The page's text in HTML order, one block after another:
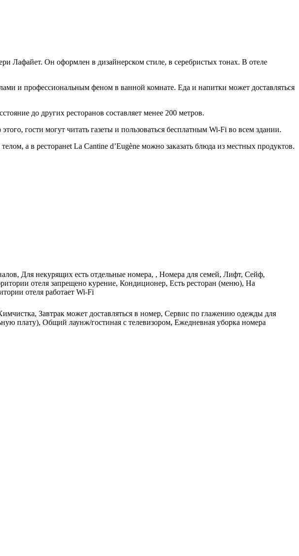
Лафайет. Он оформлен в дизайнерском стиле, в серебристых тонах. В отеле
и профессиональным феном в ванной комнате. Еда и напитки может доставляться
до других ресторанов составляет менее 200 метров.
гости могут читать газеты и пользоваться бесплатным Wi-Fi во всем здании.
а в ресторанеt La Cantine d’Eugène можно заказать блюда из местных продуктов.
Для некурящих есть отдельные номера, , Номера для семей, Лифт, Сейф,
отеля запрещено курение, Кондиционер, Есть ресторан (меню), На
отеля работает Wi-Fi
Завтрак может доставляться в номер, Сервис по глажению одежды для
плату), Общий лаунж/гостиная с телевизором, Ежедневная уборка номера